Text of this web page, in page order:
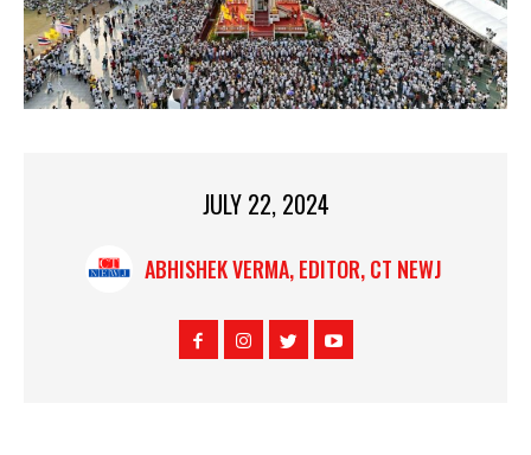
JULY 22, 2024
ABHISHEK VERMA, EDITOR, CT NEWJ